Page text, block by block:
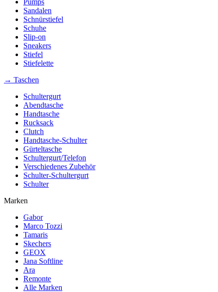
Pumps
Sandalen
Schnürstiefel
Schuhe
Slip-on
Sneakers
Stiefel
Stiefelette
→ Taschen
Schultergurt
Abendtasche
Handtasche
Rucksack
Clutch
Handtasche-Schulter
Gürteltasche
Schultergurt/Telefon
Verschiedenes Zubehör
Schulter-Schultergurt
Schulter
Marken
Gabor
Marco Tozzi
Tamaris
Skechers
GEOX
Jana Softline
Ara
Remonte
Alle Marken